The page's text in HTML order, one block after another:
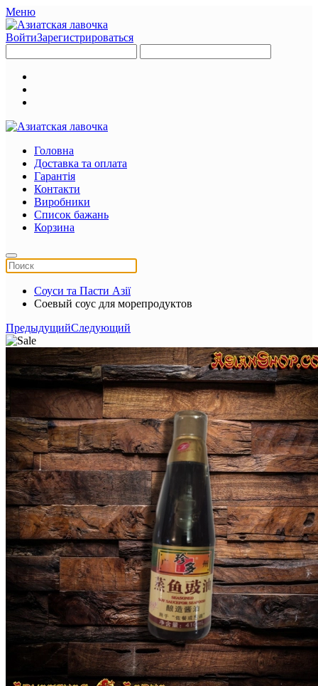
Меню
ВойтиЗарегистрироваться
Головна
Доставка та оплата
Гарантія
Контакти
Виробники
Список бажань
Корзина
Соуси та Пасти Азії
Соевый соус для морепродуктов
ПредыдущийСледующий